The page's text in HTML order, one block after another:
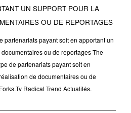
UN SUPPORT POUR LA
OU DE REPORTAGES
partenariats payant soit en apportant un
ou de reportages The
de partenariats payant soit en
de documentaires ou de
Radical Trend Actualités.